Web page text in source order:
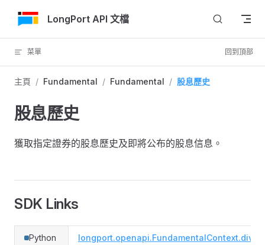
跳轉到內容LongPort API 文檔
菜單 回到頂部
主頁 / Fundamental / Fundamental / 股息歷史
股息歷史
獲取指定證券的股息歷史及即將公布的股息信息。
SDK Links
Python